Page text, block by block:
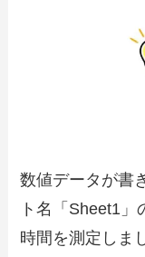
数値データが書
ト名「Sheet1
時間を測定しま